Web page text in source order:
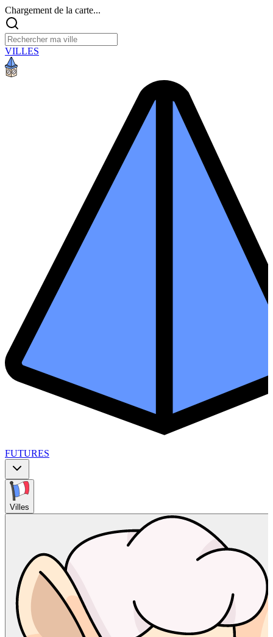
Chargement de la carte...
VILLES
FUTURES
Villes